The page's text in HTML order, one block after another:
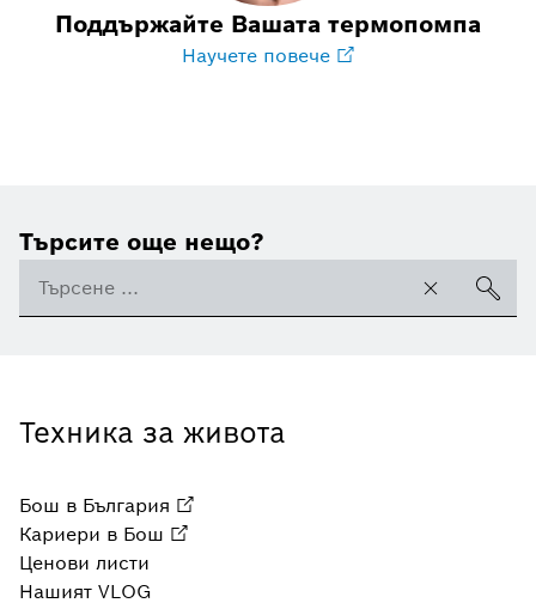
Поддържайте Вашата термопомпа
Научете повече
Търсите още нещо?
Техника за живота
Бош в България
Кариери в Бош
Ценови листи
Нашият VLOG